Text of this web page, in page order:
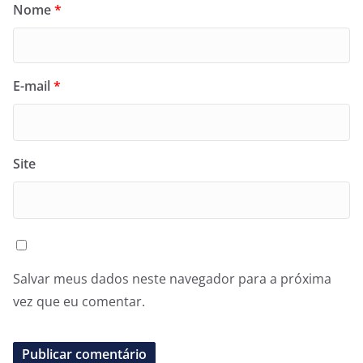
Nome*
E-mail*
Site
Salvar meus dados neste navegador para a próxima
vez que eu comentar.